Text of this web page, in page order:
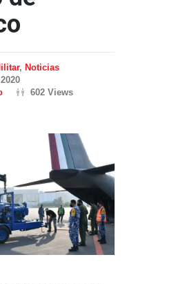
, Noticias
602 Views